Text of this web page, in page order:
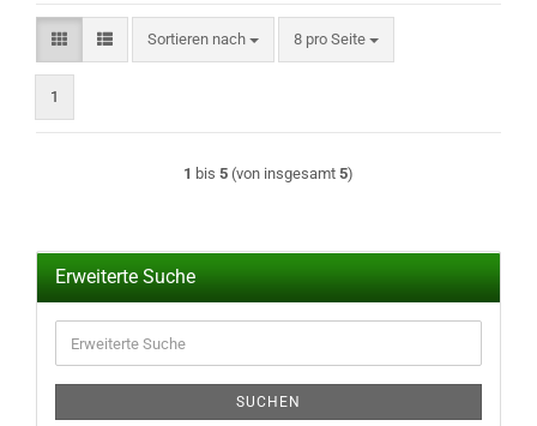
Sortieren nach
Sortieren nach 8 pro Seite
pro Seite
1
1 bis 5 (von insgesamt 5)
Erweiterte Suche
Suche
SUCHEN